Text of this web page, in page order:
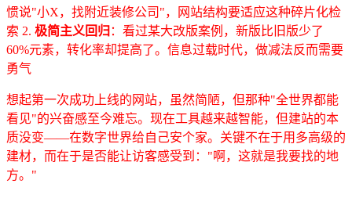
惯说"小X，找附近装修公司"，网站结构要适应这种碎片化检
索 2. 极简主义回归 ：看过某大改版案例，新版比旧版少了
60%元素，转化率却提高了。信息过载时代，做减法反而需要
勇气
想起第一次成功上线的网站，虽然简陋，但那种"全世界都能
看见"的兴奋感至今难忘。现在工具越来越智能，但建站的本
质没变——在数字世界给自己安个家。关键不在于用多高级的
建材，而在于是否能让访客感受到："啊，这就是我要找的地
方。"